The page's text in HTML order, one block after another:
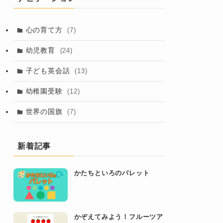
心の育て方 (7)
幼児教育 (24)
子ども英会話 (13)
幼稚園受験 (12)
世界の国旗 (7)
新着記事
かたちといろのパレット
かぞえてみよう！フルーツア